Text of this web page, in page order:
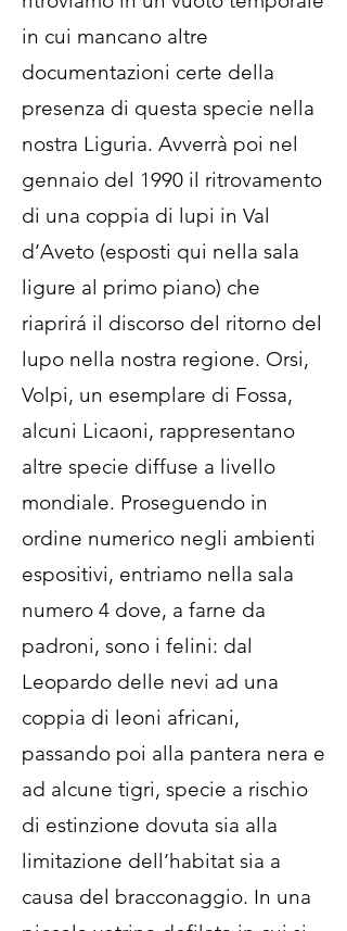
in cui mancano altre
documentazioni certe della
presenza di questa specie nella
nostra Liguria. Avverrà poi nel
gennaio del 1990 il ritrovamento
di una coppia di lupi in Val
d’Aveto (esposti qui nella sala
ligure al primo piano) che
riaprirá il discorso del ritorno del
lupo nella nostra regione. Orsi,
Volpi, un esemplare di Fossa,
alcuni Licaoni, rappresentano
altre specie diffuse a livello
mondiale. Proseguendo in
ordine numerico negli ambienti
espositivi, entriamo nella sala
numero 4 dove, a farne da
padroni, sono i felini: dal
Leopardo delle nevi ad una
coppia di leoni africani,
passando poi alla pantera nera e
ad alcune tigri, specie a rischio
di estinzione dovuta sia alla
limitazione dell’habitat sia a
causa del bracconaggio. In una